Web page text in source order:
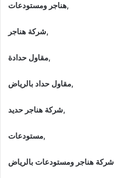
هناجر ومستودعات,
شركة هناجر,
مقاول حدادة,
مقاول حداد بالرياض,
شركة هناجر حديد,
مستودعات,